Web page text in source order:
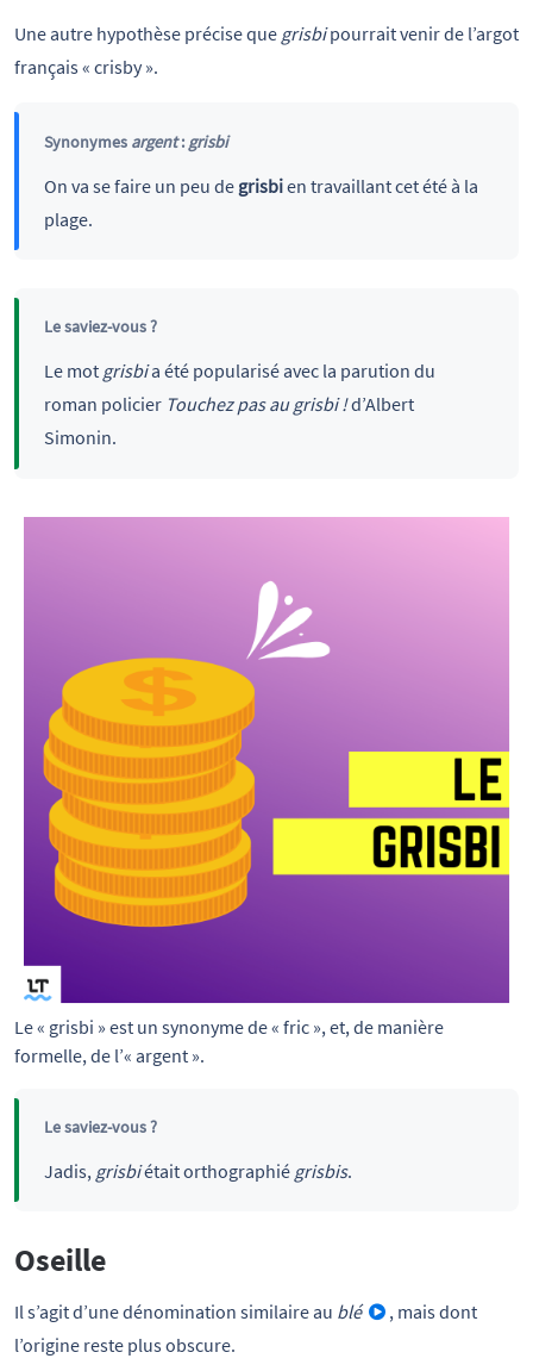
Une autre hypothèse précise que grisbipourrait venir de l’argot
français « crisby ».
Synonymes argent: grisbi
On va se faire un peu de grisbien travaillant cet été à la
plage.
Le saviez-vous ?
Le mot grisbia été popularisé avec la parution du
roman policier Touchez pas au grisbi !d’Albert
Simonin.
Le « grisbi » est un synonyme de « fric », et, de manière
formelle, de l’« argent ».
Le saviez-vous ?
Jadis, grisbiétait orthographié grisbis.
Oseille
Il s’agit d’une dénomination similaire au blé
, mais dont
l’origine reste plus obscure.